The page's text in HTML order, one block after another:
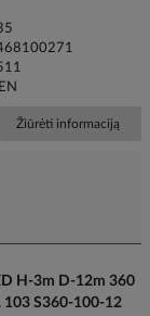
Žiūrėti informaciją
H-3m D-12m 360
103 S360-100-12